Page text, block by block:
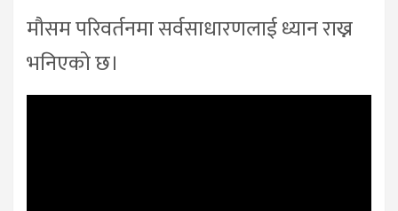
मौसम परिवर्तनमा सर्वसाधारणलाई ध्यान राख्न
भनिएको छ।